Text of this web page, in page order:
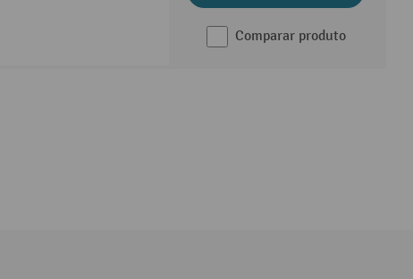
Comparar produto